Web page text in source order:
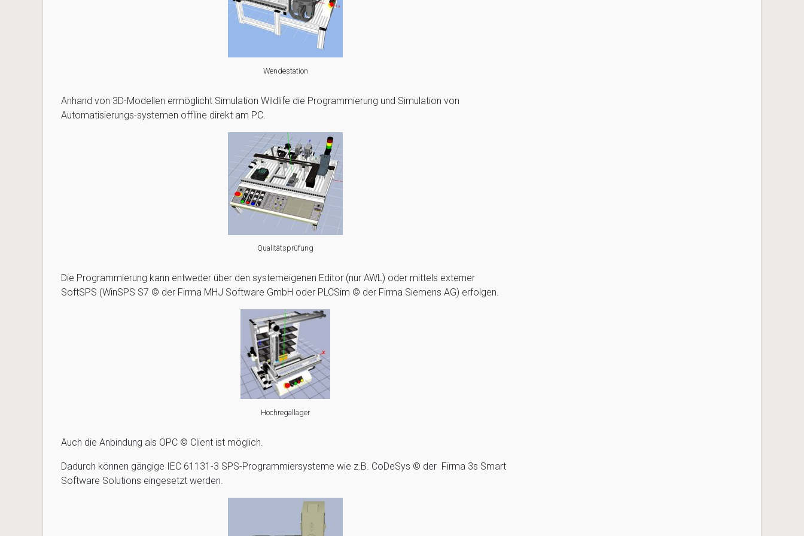
Wendestation
Anhand von 3D-Modellen ermöglicht Simulation Wildlife die Programmierung und Simulation von
Automatisierungs-systemen offline direkt am PC.
Qualitätsprüfung
Die Programmierung kann entweder über den systemeigenen Editor (nur AWL) oder mittels externer
SoftSPS (WinSPS S7 © der Firma MHJ Software GmbH oder PLCSim © der Firma Siemens AG) erfolgen.
Hochregallager
Auch die Anbindung als OPC © Client ist möglich.
Dadurch können gängige IEC 61131-3 SPS-Programmiersysteme wie z.B. CoDeSys © der Firma 3s Smart
Software Solutions eingesetzt werden.